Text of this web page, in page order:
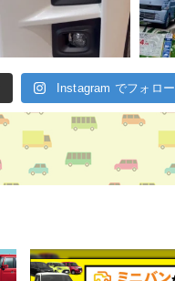
Instagram でフォロー